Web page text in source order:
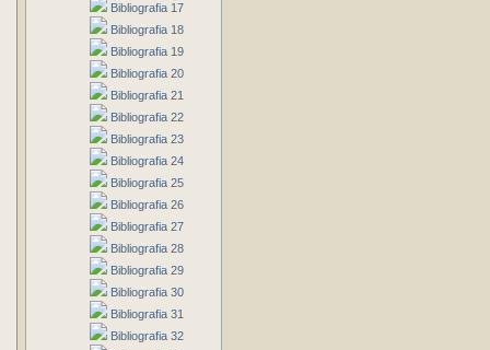
Bibliografia 17
Bibliografia 18
Bibliografia 19
Bibliografia 20
Bibliografia 21
Bibliografia 22
Bibliografia 23
Bibliografia 24
Bibliografia 25
Bibliografia 26
Bibliografia 27
Bibliografia 28
Bibliografia 29
Bibliografia 30
Bibliografia 31
Bibliografia 32